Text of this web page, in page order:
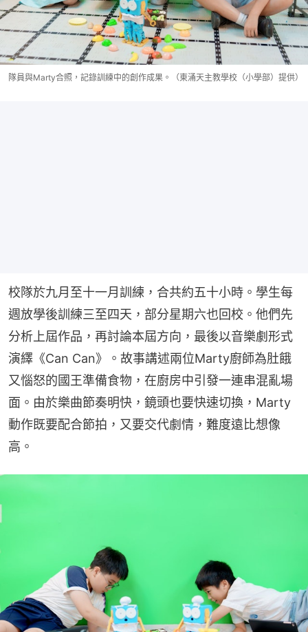
隊員與Marty合照，記錄訓練中的創作成果。（東涌天主教學校（小學部）提供）
校隊於九月至十一月訓練，合共約五十小時。學生每
週放學後訓練三至四天，部分星期六也回校。他們先
分析上屆作品，再討論本屆方向，最後以音樂劇形式
演繹《Can Can》。故事講述兩位Marty廚師為肚餓
又惱怒的國王準備食物，在廚房中引發一連串混亂場
面。由於樂曲節奏明快，鏡頭也要快速切換，Marty
動作既要配合節拍，又要交代劇情，難度遠比想像
高。